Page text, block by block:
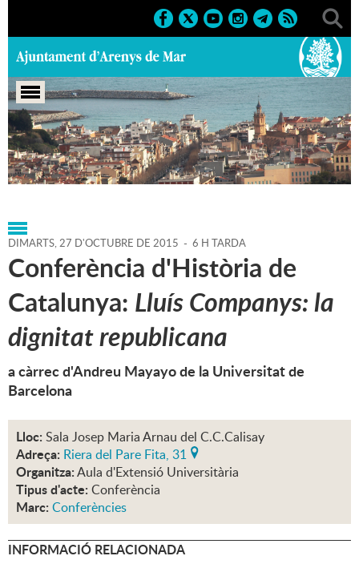
Portada > Agenda > 27-10-
2015 > Marcs > Culturals > 2015 > Conferències
DIMARTS,27 D'OCTUBRE DE 2015 - 6 H TARDA
Conferència d'Història de
Catalunya: Lluís Companys: la
dignitat republicana
a càrrec d'Andreu Mayayo de la Universitat de
Barcelona
Lloc: Sala Josep Maria Arnau del C.C.Calisay
Adreça: Riera del Pare Fita, 31
Organitza:Aula d'Extensió Universitària
Tipus d'acte: Conferència
Marc: Conferències
INFORMACIÓ RELACIONADA